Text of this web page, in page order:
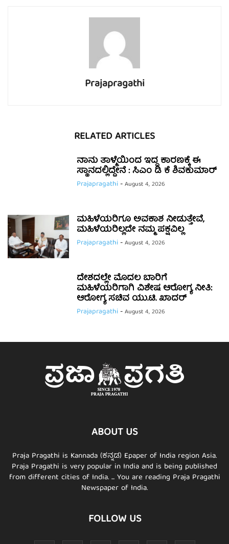
Prajapragathi
RELATED ARTICLES
ನಾನು ತಾಳ್ಮೆಯಿಂದ ಇದ್ದ ಕಾರಣಕ್ಕೆ ಈ
ಸ್ಥಾನದಲ್ಲಿದ್ದೇನೆ : ಸಿಎಂ ಡಿ ಕೆ ಶಿವಕುಮಾರ್
Prajapragathi-August 4, 2026
ಮಹಿಳೆಯರಿಗೂ ಅವಕಾಶ ನೀಡುತ್ತೇವೆ,
ಮಹಿಳೆಯರಿಲ್ಲದೇ ನಮ್ಮ ಪಕ್ಷವಿಲ್ಲ
Prajapragathi-August 4, 2026
ದೇಶದಲ್ಲೇ ಮೊದಲ ಬಾರಿಗೆ
ಮಹಿಳೆಯರಿಗಾಗಿ ವಿಶೇಷ ಆರೋಗ್ಯ ನೀತಿ:
ಆರೋಗ್ಯ ಸಚಿವ ಯು.ಟಿ. ಖಾದರ್
Prajapragathi-August 4, 2026
ABOUT US
Praja Pragathi is Kannada (ಕನ್ನಡ) Epaper of India region Asia.
Praja Pragathi is very popular in India and is being published
from different cities of India. ... You are reading Praja Pragathi
Newspaper of India.
FOLLOW US